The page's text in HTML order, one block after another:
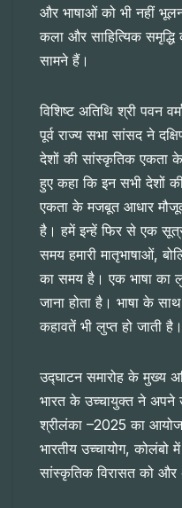
और भाषाओं को भी नहीं
कला और साहित्यिक
सामने हैं।
विशिष्ट अतिथि श्री पवन
पूर्व राज्य सभा सांसद ने
देशों की सांस्कृतिक एकता
हुए कहा कि इन सभी देशों
एकता के मजबूत आधार
है। हमें इन्हें फिर से एक
समय हमारी मातृभाषाओं,
का समय है। एक भाषा का
जाना होता है। भाषा के साथ
कहावतें भी लुप्त हो जाती है।
उद्घाटन समारोह के मुख्य
भारत के उच्चायुक्त ने अपने
श्रीलंका –2025 का
भारतीय उच्चायोग, कोलंबो
सांस्कृतिक विरासत को और